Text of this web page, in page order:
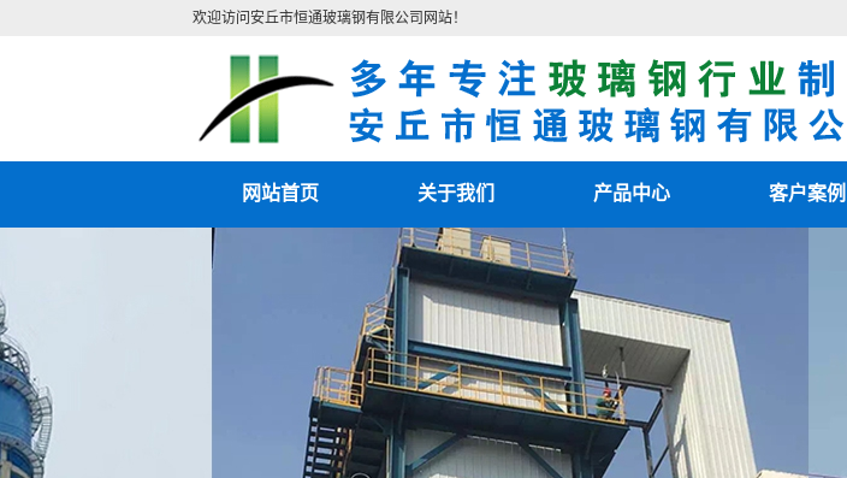
欢迎访问安丘市恒通玻璃钢有限公司网站！
网站首页 关于我们
公司简介
联系我们
营业执照
产品中心
阴极线
电除雾配件
湿电除尘器
湿电重锤
客户案例